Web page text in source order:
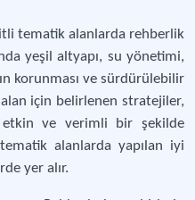
tematik alanlarda rehberlik
yeşil altyapı, su yönetimi,
korunması ve sürdürülebilir
için belirlenen stratejiler,
ve verimli bir şekilde
tematik alanlarda yapılan iyi
yer alır.